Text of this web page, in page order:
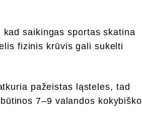
saikingas sportas skatina
fizinis krūvis gali sukelti
pažeistas ląsteles, tad
7–9 valandos kokybiško